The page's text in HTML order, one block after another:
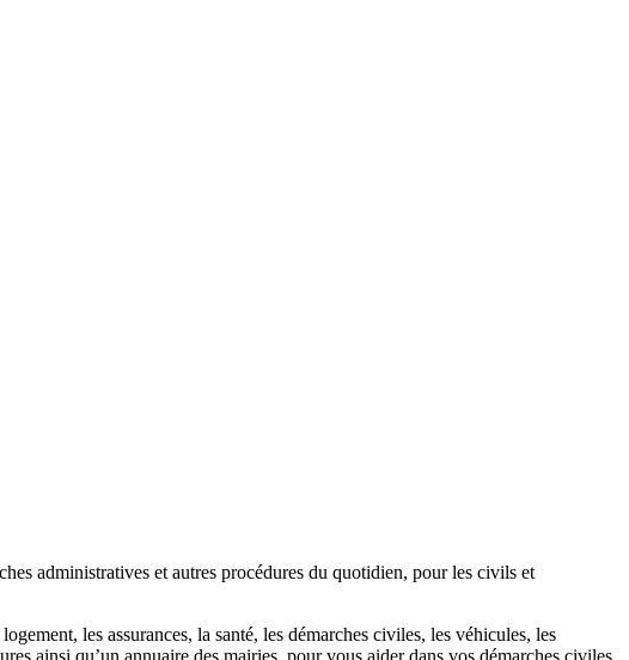
administratives et autres procédures du quotidien, pour les civils et
les assurances, la santé, les démarches civiles, les véhicules, les
ainsi qu’un annuaire des mairies, pour vous aider dans vos démarches civiles,